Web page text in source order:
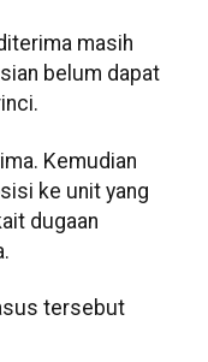
masih
belum dapat
Kemudian
ke unit yang
dugaan
tersebut